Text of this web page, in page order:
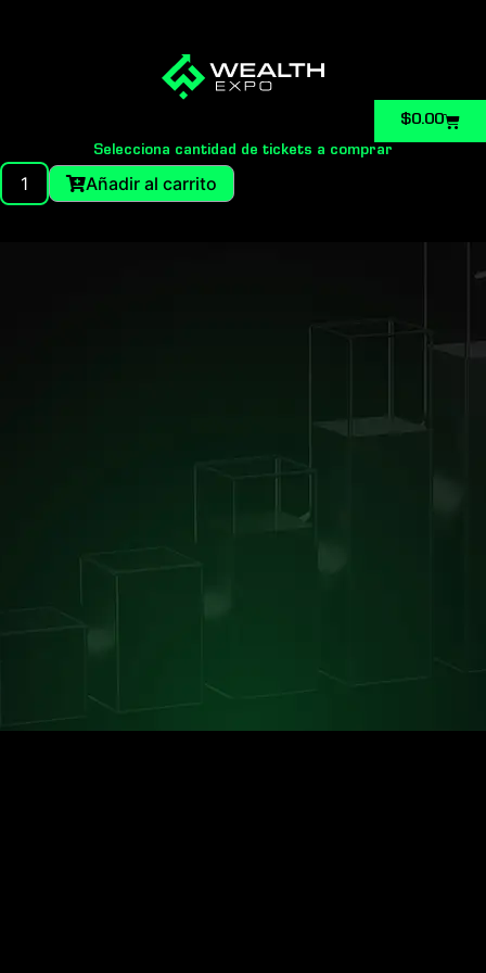
$0.00
Selecciona cantidad de tickets a comprar
VIP
Ticket
Añadir al carrito